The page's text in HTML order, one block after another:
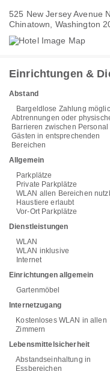
525 New Jersey Avenue
Chinatown, Washington
Einrichtungen &
Abstand
Bargeldlose Zahlung
Abtrennungen oder
Barrieren zwischen Personal
Gästen in entsprechenden
Bereichen
Allgemein
Parkplätze
Private Parkplätze
WLAN allen Bereichen
Haustiere erlaubt
Vor-Ort Parkplätze
Dienstleistungen
WLAN
WLAN inklusive
Internet
Einrichtungen allgemein
Gartenmöbel
Internetzugang
Kostenloses WLAN in allen
Zimmern
Lebensmittelsicherheit
Abstandseinhaltung in
Essbereichen